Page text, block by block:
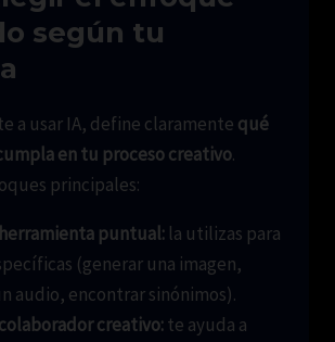
según tu
a usar IA, define claramente qué
en tu proceso creativo.
principales:
puntual: la utilizas para
(generar una imagen,
audio, encontrar sinónimos).
creativo:te ayuda a